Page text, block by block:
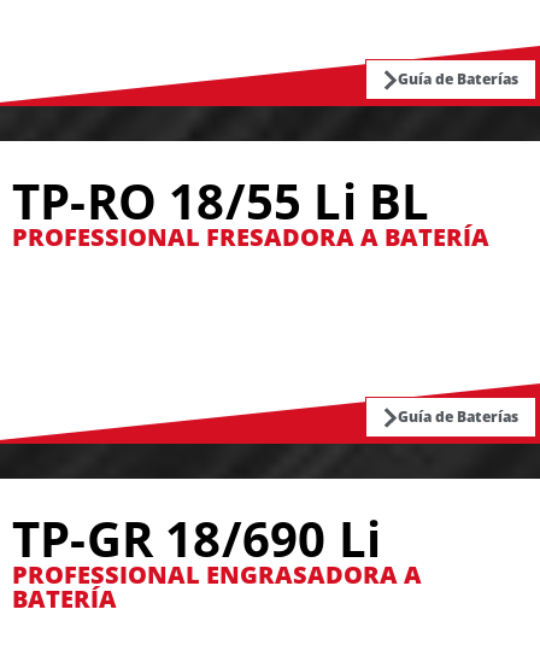
Guía de Baterías
TP-RO 18/55 Li BL
PROFESSIONAL FRESADORA A BATERÍA
Guía de Baterías
TP-GR 18/690 Li
PROFESSIONAL ENGRASADORA A
BATERÍA